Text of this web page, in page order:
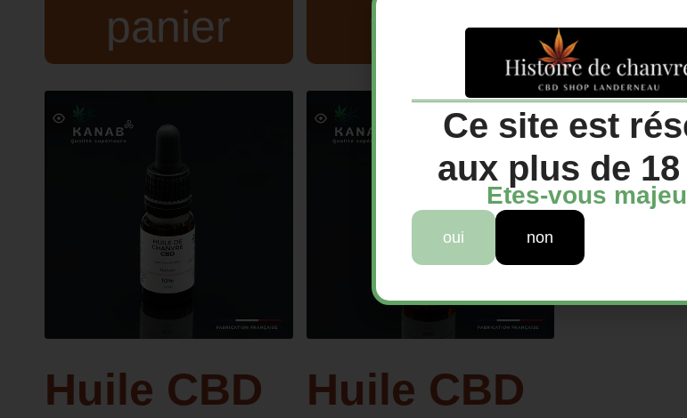
panier
panier
Huile CBD
Huile CBD
Ce site est
aux plus de
Etes-vous
oui non